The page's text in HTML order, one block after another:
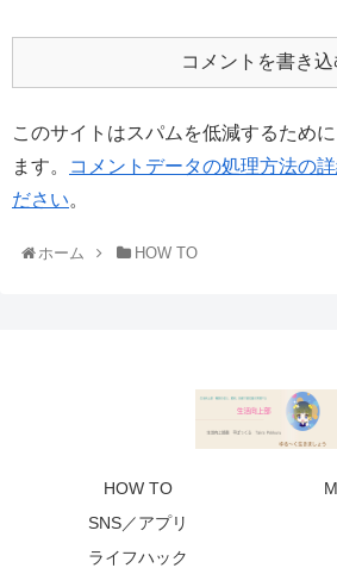
コメントを書き込
このサイトはスパムを低減するため
ます。
コメントデータの処理方法の
ださい。
ホーム HOW TO
HOW TO
SNS／アプリ
ライフハック